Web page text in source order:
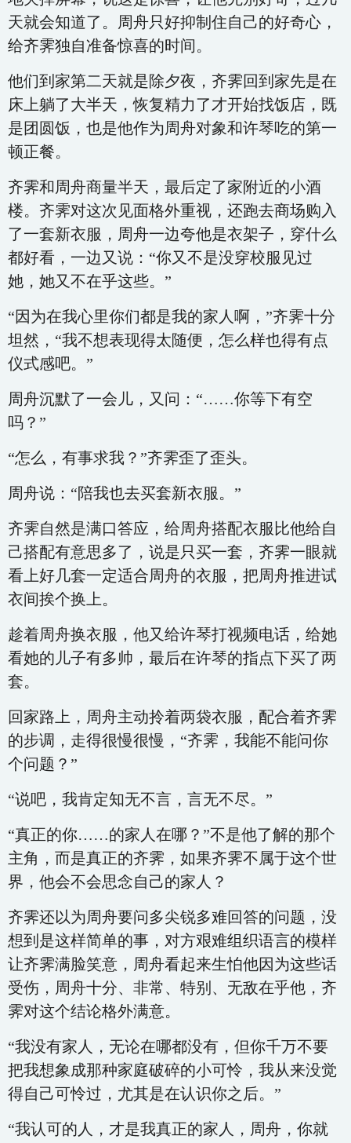
天就会知道了。周舟只好抑制住自己的好奇心，
给齐霁独自准备惊喜的时间。
他们到家第二天就是除夕夜，齐霁回到家先是在
床上躺了大半天，恢复精力了才开始找饭店，既
是团圆饭，也是他作为周舟对象和许琴吃的第一
顿正餐。
齐霁和周舟商量半天，最后定了家附近的小酒
楼。齐霁对这次见面格外重视，还跑去商场购入
了一套新衣服，周舟一边夸他是衣架子，穿什么
都好看，一边又说：“你又不是没穿校服见过
她，她又不在乎这些。”
“因为在我心里你们都是我的家人啊，”齐霁十分
坦然，“我不想表现得太随便，怎么样也得有点
仪式感吧。”
周舟沉默了一会儿，又问：“……你等下有空
吗？”
“怎么，有事求我？”齐霁歪了歪头。
周舟说：“陪我也去买套新衣服。”
齐霁自然是满口答应，给周舟搭配衣服比他给自
己搭配有意思多了，说是只买一套，齐霁一眼就
看上好几套一定适合周舟的衣服，把周舟推进试
衣间挨个换上。
趁着周舟换衣服，他又给许琴打视频电话，给她
看她的儿子有多帅，最后在许琴的指点下买了两
套。
回家路上，周舟主动拎着两袋衣服，配合着齐霁
的步调，走得很慢很慢，“齐霁，我能不能问你
个问题？”
“说吧，我肯定知无不言，言无不尽。”
“真正的你……的家人在哪？”不是他了解的那个
主角，而是真正的齐霁，如果齐霁不属于这个世
界，他会不会思念自己的家人？
齐霁还以为周舟要问多尖锐多难回答的问题，没
想到是这样简单的事，对方艰难组织语言的模样
让齐霁满脸笑意，周舟看起来生怕他因为这些话
受伤，周舟十分、非常、特别、无敌在乎他，齐
霁对这个结论格外满意。
“我没有家人，无论在哪都没有，但你千万不要
把我想象成那种家庭破碎的小可怜，我从来没觉
得自己可怜过，尤其是在认识你之后。”
“我认可的人，才是我真正的家人，周舟，你就